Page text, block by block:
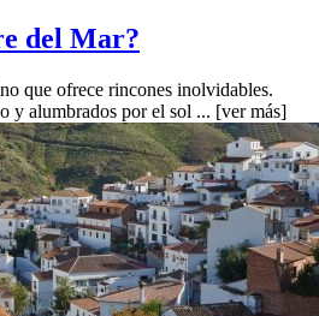
del Mar?
que ofrece rincones inolvidables.
y alumbrados por el sol ... [ver más]